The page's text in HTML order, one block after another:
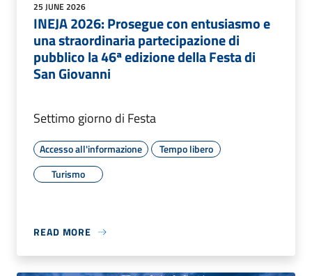
25 JUNE 2026
INEJA 2026: Prosegue con entusiasmo e
una straordinaria partecipazione di
pubblico la 46ª edizione della Festa di
San Giovanni
Settimo giorno di Festa
Accesso all'informazione
Tempo libero
Turismo
READ MORE